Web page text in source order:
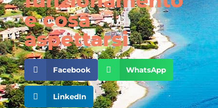
e cosa
aspettarsi
Facebook WhatsApp
LinkedIn